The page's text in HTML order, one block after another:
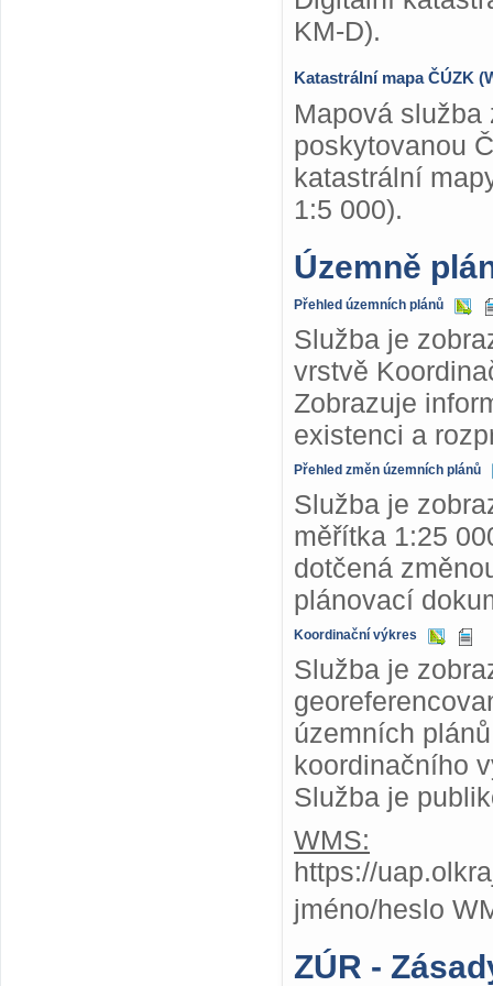
KM-D).
Katastrální mapa ČÚZK
Mapová
poskytovanou
katastrální
1:5 000).
Územně
Přehled územních plánů
Služba je
vrstvě
Zobrazuje
existenci a
Přehled změn územních plánů
Služba je
měřítka 1:25
dotčená
plánovací
Koordinační výkres
Služba je
územních
koordinačního
Služba je
WMS:
https://
jméno/heslo
ZÚR -